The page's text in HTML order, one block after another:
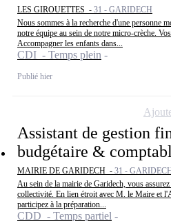
LES GIROUETTES - 31 - GARIDECH
Nous sommes à la recherche d'une personne
notre équipe au sein de notre micro-crèche.
Accompagner les enfants dans...
CDI - Temps plein
Publié hier
Assistant de gestion
budgétaire &
MAIRIE DE GARIDECH - 31 -
Au sein de la mairie de Garidech, vous
collectivité. En lien étroit avec M. le Maire et
participez à la préparation...
CDD - Temps partiel